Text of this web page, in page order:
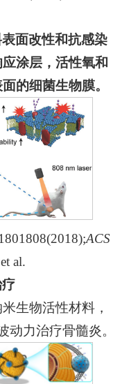
表面改性和抗感染
涂层，活性氧和
的细菌生物膜。
ACS
al.
疗
生物活性材料，
动力治疗骨髓炎。